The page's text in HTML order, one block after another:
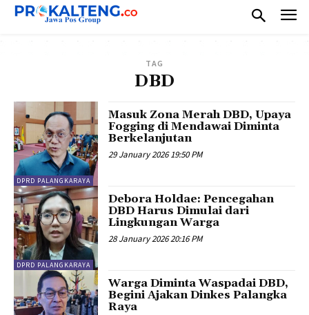
TAG
DBD
DPRD PALANGKARAYA
Masuk Zona Merah DBD, Upaya
Fogging di Mendawai Diminta
Berkelanjutan
29 January 2026 19:50 PM
DPRD PALANGKARAYA
Debora Holdae: Pencegahan
DBD Harus Dimulai dari
Lingkungan Warga
28 January 2026 20:16 PM
Warga Diminta Waspadai DBD,
Begini Ajakan Dinkes Palangka
Raya